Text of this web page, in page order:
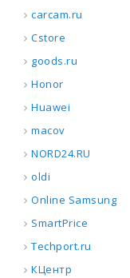
carcam.ru
Cstore
goods.ru
Honor
Huawei
macov
NORD24.RU
oldi
Online Samsung
SmartPrice
Techport.ru
КЦентр